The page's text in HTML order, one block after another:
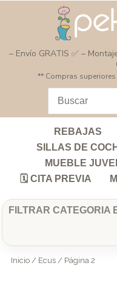
– Envío GRATIS ✅ –
** Compras
REBAJAS
SILLAS DE
MUEBLE
🗓️ CITA PREVIA
FILTRAR CATEGORIA
Inicio / Ecus / Página 2